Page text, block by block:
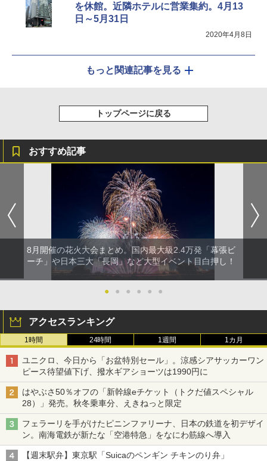
を休館。近隣ホテルに営業集約。4月13
日～5月31日
2020年4月8日
もっと関連記事を見る
トップページに戻る
おすすめ記事
8月開催の花火大会まとめ。国内最大級2.4万発「幕張ビ
ーチ」や日本三大「長岡」など大型イベント目白押し！
● ● ● ● ● ●
アクセスランキング
1時間 24時間 1週間 1カ月
ユニクロ、今日から「お盆特別セール」。涼感シアサッカーワン
ピース待望値下げ、撥水ギアショーツは1990円に
はやぶさ50％オフの「新幹線eチケット（トクだ値スペシャル
28）」発売。秋冬乗車分、えきねっと限定
フェラーリを手がけたピニンファリーナ、日本の鉄道を初デザイ
ン。南海電鉄が新たな「空港特急」をなにわ筋線へ導入
【週末駅弁】東京駅「Suicaのペンギン チキンのり弁」